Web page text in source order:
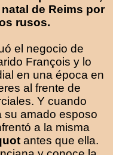
de Reims por
rusos.
el negocio de
François y lo
en una época en
al frente de
Y cuando
su amado esposo
a la misma
antes que ella.